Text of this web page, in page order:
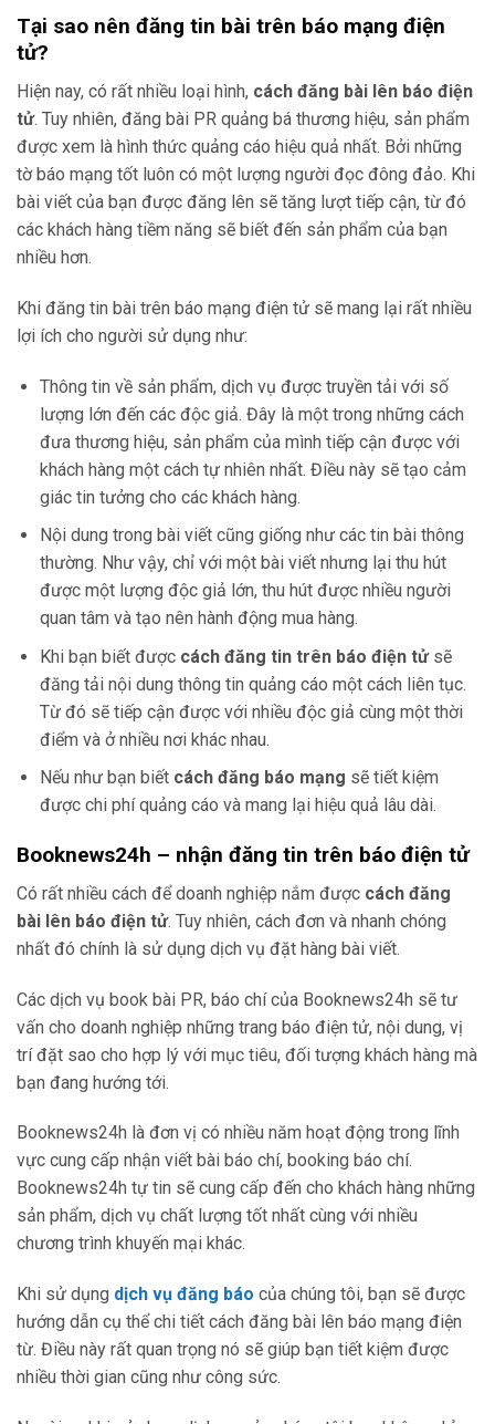
Tại sao nên đăng tin bài trên báo mạng điện
tử?
Hiện nay, có rất nhiều loại hình, cách đăng bài lên báo điện
tử. Tuy nhiên, đăng bài PR quảng bá thương hiệu, sản phẩm
được xem là hình thức quảng cáo hiệu quả nhất. Bởi những
tờ báo mạng tốt luôn có một lượng người đọc đông đảo. Khi
bài viết của bạn được đăng lên sẽ tăng lượt tiếp cận, từ đó
các khách hàng tiềm năng sẽ biết đến sản phẩm của bạn
nhiều hơn.
Khi đăng tin bài trên báo mạng điện tử sẽ mang lại rất nhiều
lợi ích cho người sử dụng như:
Thông tin về sản phẩm, dịch vụ được truyền tải với số
lượng lớn đến các độc giả. Đây là một trong những cách
đưa thương hiệu, sản phẩm của mình tiếp cận được với
khách hàng một cách tự nhiên nhất. Điều này sẽ tạo cảm
giác tin tưởng cho các khách hàng.
Nội dung trong bài viết cũng giống như các tin bài thông
thường. Như vậy, chỉ với một bài viết nhưng lại thu hút
được một lượng độc giả lớn, thu hút được nhiều người
quan tâm và tạo nên hành động mua hàng.
Khi bạn biết đượccách đăng tin trên báo điện tửsẽ
đăng tải nội dung thông tin quảng cáo một cách liên tục.
Từ đó sẽ tiếp cận được với nhiều độc giả cùng một thời
điểm và ở nhiều nơi khác nhau.
Nếu như bạn biết cách đăng báo mạng sẽ tiết kiệm
được chi phí quảng cáo và mang lại hiệu quả lâu dài.
Booknews24h – nhận đăng tin trên báo điện tử
Có rất nhiều cách để doanh nghiệp nắm được cách đăng
bài lên báo điện tử. Tuy nhiên, cách đơn và nhanh chóng
nhất đó chính là sử dụng dịch vụ đặt hàng bài viết.
Các dịch vụ book bài PR, báo chí của Booknews24h sẽ tư
vấn cho doanh nghiệp những trang báo điện tử, nội dung, vị
trí đặt sao cho hợp lý với mục tiêu, đối tượng khách hàng mà
bạn đang hướng tới.
Booknews24h là đơn vị có nhiều năm hoạt động trong lĩnh
vực cung cấp nhận viết bài báo chí, booking báo chí.
Booknews24h tự tin sẽ cung cấp đến cho khách hàng những
sản phẩm, dịch vụ chất lượng tốt nhất cùng với nhiều
chương trình khuyến mại khác.
Khi sử dụng dịch vụ đăng báo của chúng tôi, bạn sẽ được
hướng dẫn cụ thể chi tiết cách đăng bài lên báo mạng điện
từ. Điều này rất quan trọng nó sẽ giúp bạn tiết kiệm được
nhiều thời gian cũng như công sức.